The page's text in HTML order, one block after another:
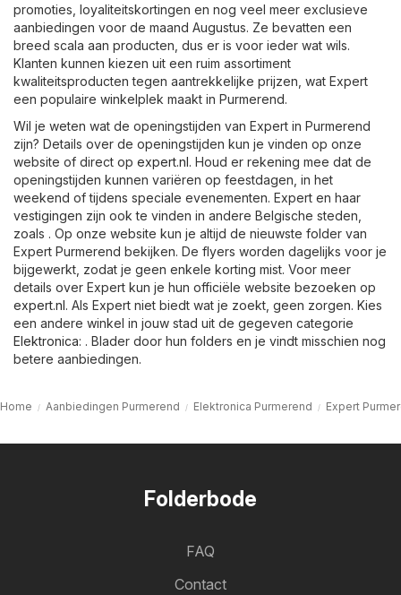
promoties, loyaliteitskortingen en nog veel meer exclusieve
aanbiedingen voor de maand Augustus. Ze bevatten een
breed scala aan producten, dus er is voor ieder wat wils.
Klanten kunnen kiezen uit een ruim assortiment
kwaliteitsproducten tegen aantrekkelijke prijzen, wat Expert
een populaire winkelplek maakt in Purmerend.
Wil je weten wat de openingstijden van Expert in Purmerend
zijn? Details over de openingstijden kun je vinden op onze
website of direct op expert.nl. Houd er rekening mee dat de
openingstijden kunnen variëren op feestdagen, in het
weekend of tijdens speciale evenementen. Expert en haar
vestigingen zijn ook te vinden in andere Belgische steden,
zoals . Op onze website kun je altijd de nieuwste folder van
Expert Purmerend bekijken. De flyers worden dagelijks voor je
bijgewerkt, zodat je geen enkele korting mist. Voor meer
details over Expert kun je hun officiële website bezoeken op
expert.nl. Als Expert niet biedt wat je zoekt, geen zorgen. Kies
een andere winkel in jouw stad uit de gegeven categorie
Elektronica: . Blader door hun folders en je vindt misschien nog
betere aanbiedingen.
Home Aanbiedingen Purmerend Elektronica Purmerend Expert
Folderbode
FAQ
Contact